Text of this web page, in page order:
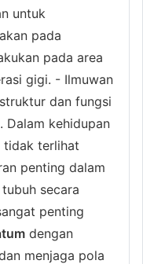
untuk
pada
pada area
gigi. - Ilmuwan
dan fungsi
Dalam kehidupan
tidak terlihat
penting dalam
secara
penting
dengan
menjaga pola